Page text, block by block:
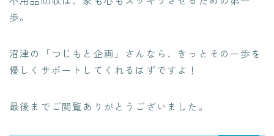
歩。
沼津の「つじもと企画」さんなら、きっとその一歩を
優しくサポートしてくれるはずですよ！
最後までご閲覧ありがとうございました。